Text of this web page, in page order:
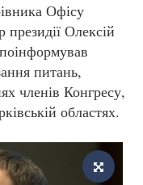
Офісу
Олексій
питань,
членів Конгресу,
областях.